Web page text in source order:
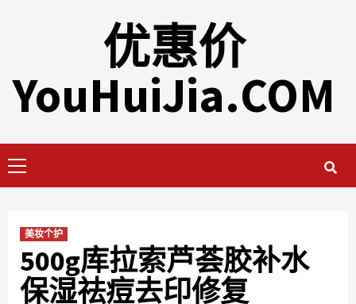
优惠价
YouHuiJia.COM
Menu
美妆个护
500g库拉索芦荟胶补水
保湿祛痘去印修复